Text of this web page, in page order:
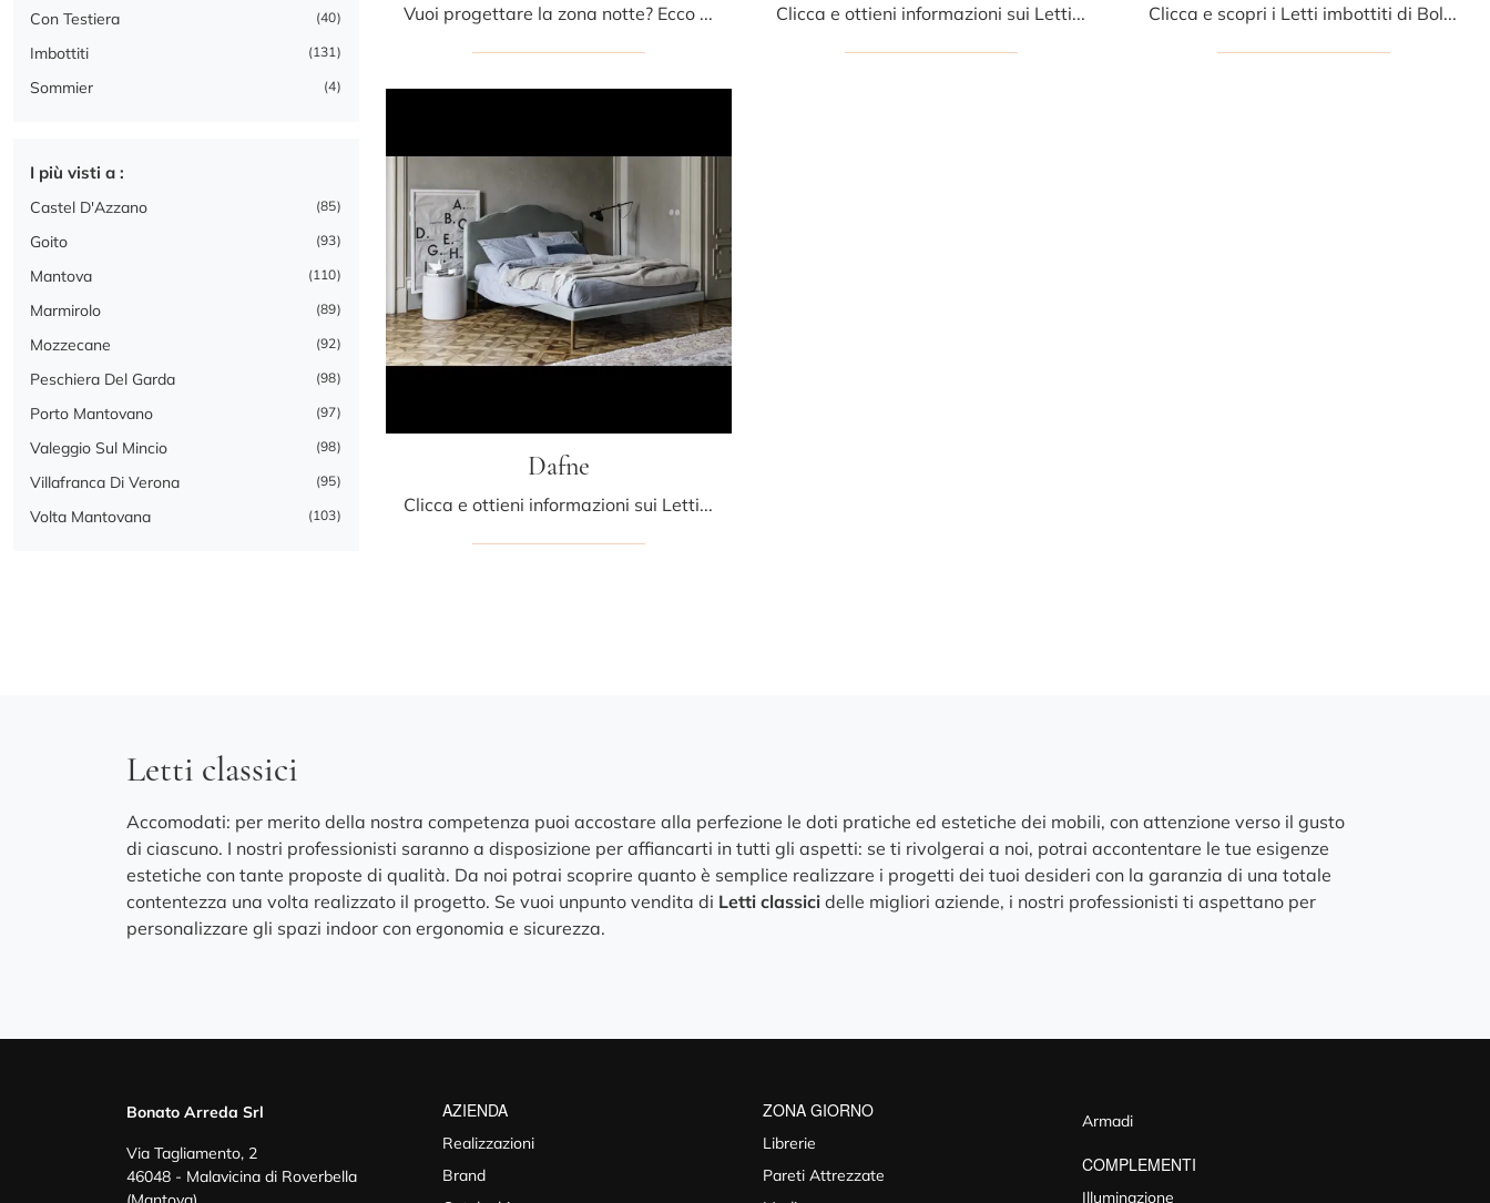
Con Testiera 40
Imbottiti 131
Sommier 4
I più visti a :
Castel D'Azzano 85
Goito 93
Mantova 110
Marmirolo 89
Mozzecane 92
Peschiera Del Garda 98
Porto Mantovano 97
Valeggio Sul Mincio 98
Villafranca Di Verona 95
Volta Mantovana 103
Vuoi progettare la zona notte? Ecco qui il letto in tessuto Soul Lod di Altrenotti per spazi classici. Clicca e ottieni informazioni sui Letti imbottiti: se sei alla ricerca di modelli matrimoniali classici, il modello Soul Itaca Altrenotti fa per te. Clicca e scopri i Letti imbottiti di Bolzan Letti! Il modello Vanity in tessuto ti attende nelle versioni matrimoniali.
Dafne
Clicca e ottieni informazioni sui Letti imbottiti: se vuoi modelli matrimoniali classici, il modello Dafne Bolzan Letti fa per te.
Letti classici
Accomodati: per merito della nostra competenza puoi accostare alla perfezione le doti pratiche ed estetiche dei mobili, con attenzione verso il gusto
di ciascuno. I nostri professionisti saranno a disposizione per affiancarti in tutti gli aspetti: se ti rivolgerai a noi, potrai accontentare le tue esigenze
estetiche con tante proposte di qualità. Da noi potrai scoprire quanto è semplice realizzare i progetti dei tuoi desideri con la garanzia di una totale
contentezza una volta realizzato il progetto. Se vuoi unpunto vendita di Letti classici delle migliori aziende, i nostri professionisti ti aspettano per
personalizzare gli spazi indoor con ergonomia e sicurezza.
Bonato Arreda Srl
Via Tagliamento, 2
46048 - Malavicina di Roverbella
AZIENDA
Realizzazioni
Brand
ZONA GIORNO
Librerie
Pareti Attrezzate
Armadi
COMPLEMENTI
Illuminazione